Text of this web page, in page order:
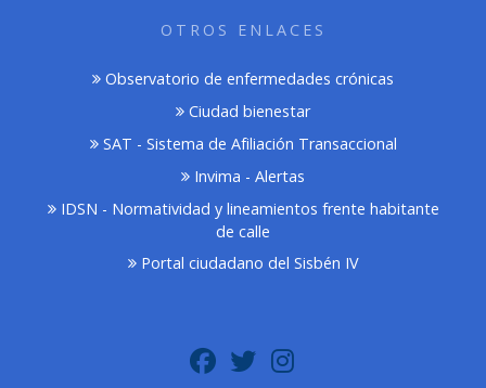
OTROS ENLACES
Observatorio de enfermedades crónicas
Ciudad bienestar
SAT - Sistema de Afiliación Transaccional
Invima - Alertas
IDSN - Normatividad y lineamientos frente habitante
de calle
Portal ciudadano del Sisbén IV